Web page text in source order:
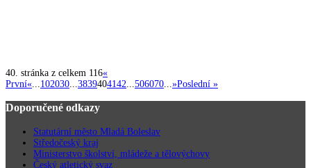
40. stránka z celkem 116«
První«...102030...3839404142...506070...»Poslední »
Doporučené odkazy
Statutární město Mladá Boleslav
Středočeský kraj
Ministerstvo školství, mládeže a tělovýchovy
Český atletický svaz